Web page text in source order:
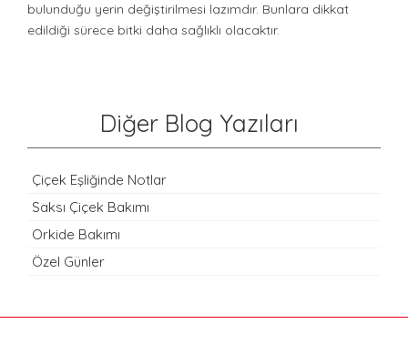
bulunduğu yerin değiştirilmesi lazımdır. Bunlara dikkat
edildiği sürece bitki daha sağlıklı olacaktır.
Diğer Blog Yazıları
Çiçek Eşliğinde Notlar
Saksı Çiçek Bakımı
Orkide Bakımı
Özel Günler